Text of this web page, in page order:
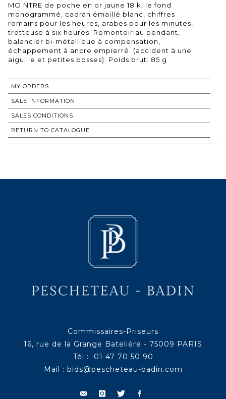
MO NTRE de poche en or jaune 18 k, le fond
monogrammé, cadran émaillé blanc, chiffres
romains pour les heures, arabes pour les minutes,
trotteuse à six heures. Remontoir au pendant,
balancier bi-métallique à compensation,
échappement à ancre empierré. (accident à une
aiguille et petites bosses). Poids brut: 85 g
MY ORDERS
SALE INFORMATION
SALES CONDITIONS
RETURN TO CATALOGUE
Commissaires-Priseurs
16, rue de la Grange Batelière - 75009 PARIS
Tél : 01 47 70 50 90
Mail : bids@pescheteau-badin.com